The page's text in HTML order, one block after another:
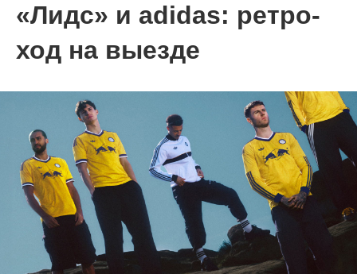
«Лидс» и adidas: ретро-
ход на выезде